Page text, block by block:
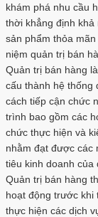
khám phá nhu cầu
thời khẳng định
sản phẩm thỏa
niệm quản trị bán
Quản trị bán hàng
cấu thành hệ thống
cách tiếp cận chức
trình bao gồm các
chức thực hiện và
nhằm đạt được các
tiêu kinh doanh của
Quản trị bán hàng
hoạt động trước khi
thực hiện các dịch